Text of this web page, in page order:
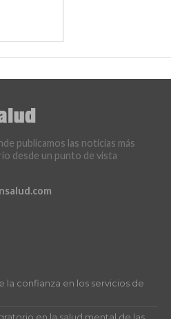
publicamos las noticias más
desde un punto de vista
la confianza en los servicios de